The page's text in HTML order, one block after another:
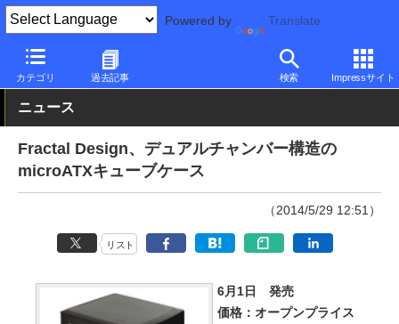
Powered by Translate
カテゴリ 過去記事 検索 Impressサイト
PC Watch 半導体/周辺機器 ケース
ニュース
Fractal Design、デュアルチャンバー構造の
microATXキューブケース
（2014/5/29 12:51）
リスト
6月1日 発売
価格：オープンプライス